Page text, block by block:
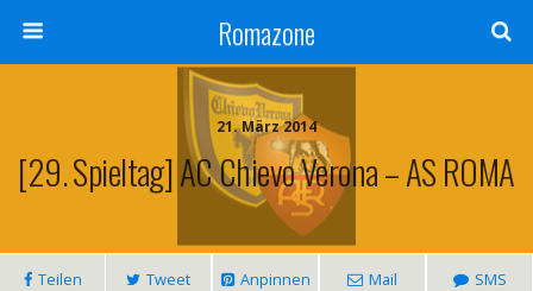
Romazone
21. März 2014
[29. Spieltag] AC Chievo Verona – AS ROMA
Teilen Tweet Anpinnen Mail SMS